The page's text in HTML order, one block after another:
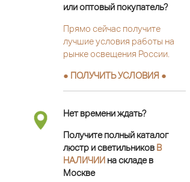
или оптовый покупатель?
Прямо сейчас получите
лучшие условия работы на
рынке освещения России.
● ПОЛУЧИТЬ УСЛОВИЯ ●
Нет времени ждать?
Получите полный каталог
люстр и светильников В
НАЛИЧИИ на складе в
Москве